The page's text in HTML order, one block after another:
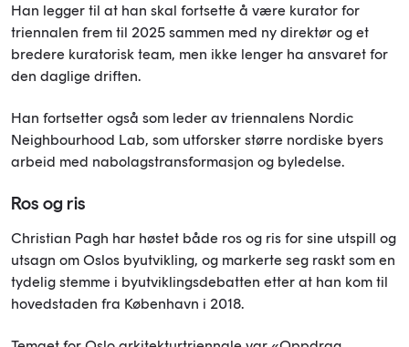
Han legger til at han skal fortsette å være kurator for
triennalen frem til 2025 sammen med ny direktør og et
bredere kuratorisk team, men ikke lenger ha ansvaret for
den daglige driften.
Han fortsetter også som leder av triennalens Nordic
Neighbourhood Lab, som utforsker større nordiske byers
arbeid med nabolagstransformasjon og byledelse.
Ros og ris
Christian Pagh har høstet både ros og ris for sine utspill og
utsagn om Oslos byutvikling, og markerte seg raskt som en
tydelig stemme i byutviklingsdebatten etter at han kom til
hovedstaden fra København i 2018.